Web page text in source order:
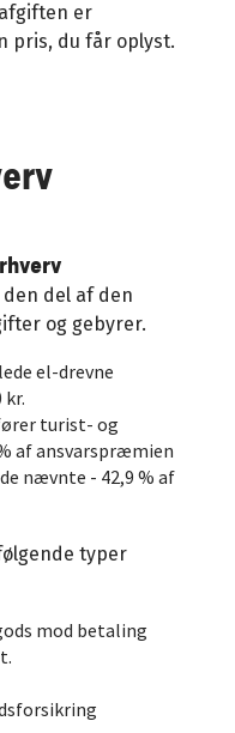
er
pris, du får oplyst.
del af den
og gebyrer.
el-drevne
turist- og
af ansvarspræmien
nævnte - 42,9 % af
typer
mod betaling